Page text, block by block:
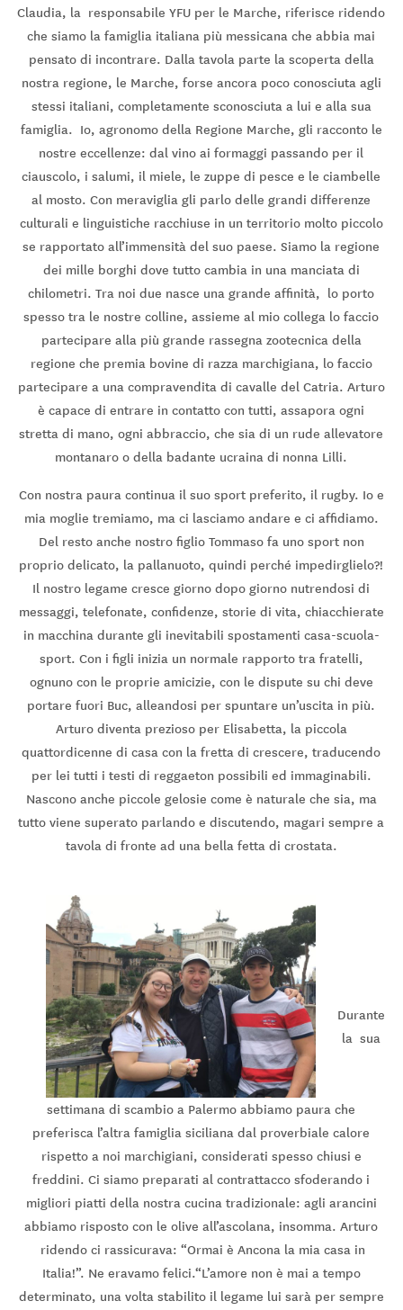
Claudia, la responsabile YFU per le Marche, riferisce ridendo
che siamo la famiglia italiana più messicana che abbia mai
pensato di incontrare. Dalla tavola parte la scoperta della
nostra regione, le Marche, forse ancora poco conosciuta agli
stessi italiani, completamente sconosciuta a lui e alla sua
famiglia. Io, agronomo della Regione Marche, gli racconto le
nostre eccellenze: dal vino ai formaggi passando per il
ciauscolo, i salumi, il miele, le zuppe di pesce e le ciambelle
al mosto. Con meraviglia gli parlo delle grandi differenze
culturali e linguistiche racchiuse in un territorio molto piccolo
se rapportato all’immensità del suo paese. Siamo la regione
dei mille borghi dove tutto cambia in una manciata di
chilometri. Tra noi due nasce una grande affinità, lo porto
spesso tra le nostre colline, assieme al mio collega lo faccio
partecipare alla più grande rassegna zootecnica della
regione che premia bovine di razza marchigiana, lo faccio
partecipare a una compravendita di cavalle del Catria. Arturo
è capace di entrare in contatto con tutti, assapora ogni
stretta di mano, ogni abbraccio, che sia di un rude allevatore
montanaro o della badante ucraina di nonna Lilli.
Con nostra paura continua il suo sport preferito, il rugby. Io e
mia moglie tremiamo, ma ci lasciamo andare e ci affidiamo.
Del resto anche nostro figlio Tommaso fa uno sport non
proprio delicato, la pallanuoto, quindi perché impedirglielo?!
Il nostro legame cresce giorno dopo giorno nutrendosi di
messaggi, telefonate, confidenze, storie di vita, chiacchierate
in macchina durante gli inevitabili spostamenti casa-scuola-
sport. Con i figli inizia un normale rapporto tra fratelli,
ognuno con le proprie amicizie, con le dispute su chi deve
portare fuori Buc, alleandosi per spuntare un’uscita in più.
Arturo diventa prezioso per Elisabetta, la piccola
quattordicenne di casa con la fretta di crescere, traducendo
per lei tutti i testi di reggaeton possibili ed immaginabili.
Nascono anche piccole gelosie come è naturale che sia, ma
tutto viene superato parlando e discutendo, magari sempre a
tavola di fronte ad una bella fetta di crostata.
Durante
la sua
settimana di scambio a Palermo abbiamo paura che
preferisca l’altra famiglia siciliana dal proverbiale calore
rispetto a noi marchigiani, considerati spesso chiusi e
freddini. Ci siamo preparati al contrattacco sfoderando i
migliori piatti della nostra cucina tradizionale: agli arancini
abbiamo risposto con le olive all’ascolana, insomma. Arturo
ridendo ci rassicurava: “Ormai è Ancona la mia casa in
Italia!”. Ne eravamo felici.“L’amore non è mai a tempo
determinato, una volta stabilito il legame lui sarà per sempre